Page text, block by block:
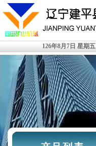
126年8月7日 星期五